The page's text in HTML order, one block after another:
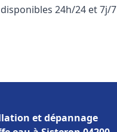
24h/24 et 7j/7
et dépannage